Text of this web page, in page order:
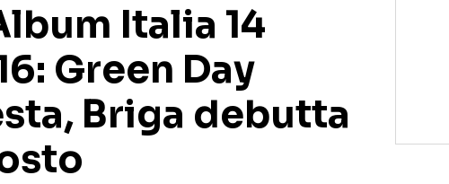
Italia 14
Green Day
Briga debutta